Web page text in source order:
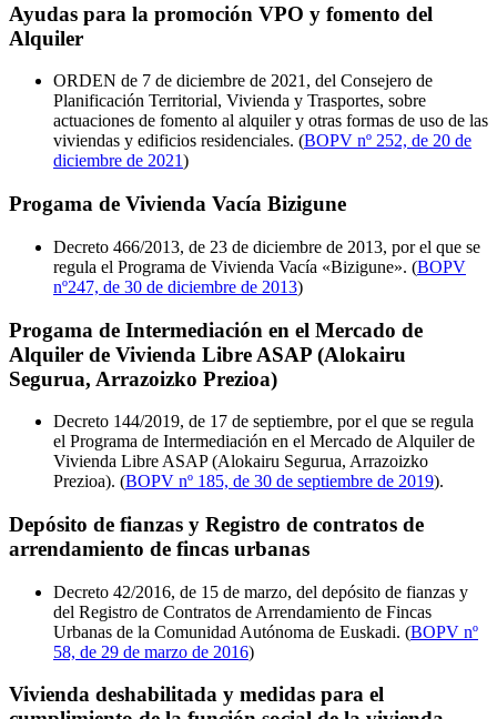
Ayudas para la promoción VPO y fomento del
Alquiler
ORDEN de 7 de diciembre de 2021, del Consejero de
Planificación Territorial, Vivienda y Trasportes, sobre
actuaciones de fomento al alquiler y otras formas de uso de las
viviendas y edificios residenciales. (BOPV nº 252, de 20 de
diciembre de 2021)
Progama de Vivienda Vacía Bizigune
Decreto 466/2013, de 23 de diciembre de 2013, por el que se
regula el Programa de Vivienda Vacía «Bizigune». (BOPV
nº247, de 30 de diciembre de 2013)
Progama de Intermediación en el Mercado de
Alquiler de Vivienda Libre ASAP (Alokairu
Segurua, Arrazoizko Prezioa)
Decreto 144/2019, de 17 de septiembre, por el que se regula
el Programa de Intermediación en el Mercado de Alquiler de
Vivienda Libre ASAP (Alokairu Segurua, Arrazoizko
Prezioa). (BOPV nº 185, de 30 de septiembre de 2019).
Depósito de fianzas y Registro de contratos de
arrendamiento de fincas urbanas
Decreto 42/2016, de 15 de marzo, del depósito de fianzas y
del Registro de Contratos de Arrendamiento de Fincas
Urbanas de la Comunidad Autónoma de Euskadi. (BOPV nº
58, de 29 de marzo de 2016)
Vivienda deshabilitada y medidas para el